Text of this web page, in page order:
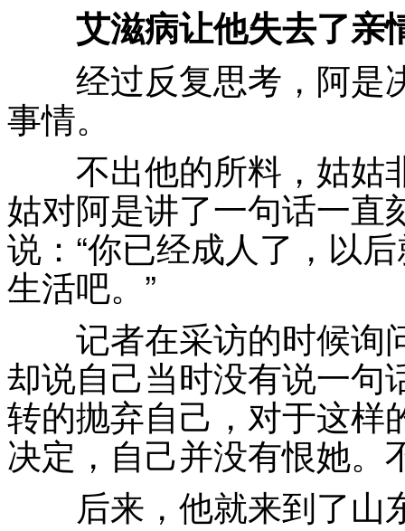
艾滋病让他失去了亲
经过反复思考，阿是
事情。
不出他的所料，姑姑
姑对阿是讲了一句话一直
说：“你已经成人了，以
生活吧。”
记者在采访的时候询
却说自己当时没有说一句
转的抛弃自己，对于这样
决定，自己并没有恨她。
后来，他就来到了山